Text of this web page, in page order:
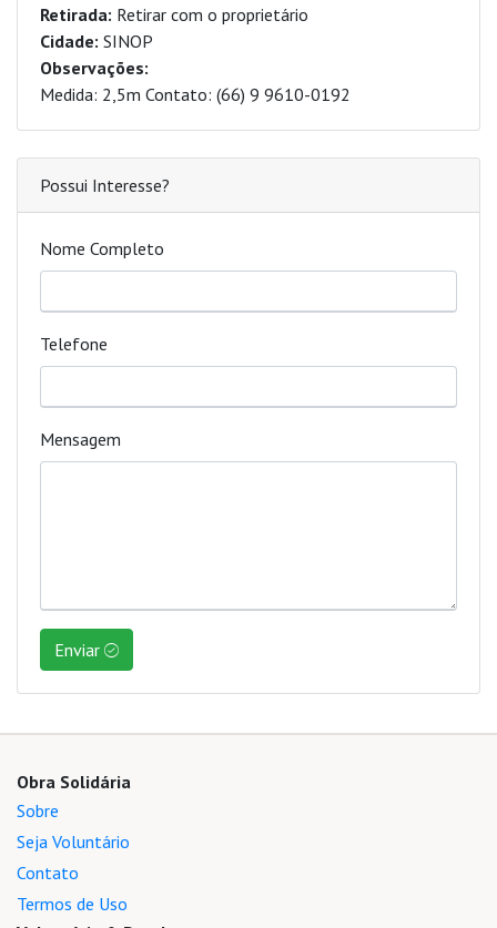
Retirada: Retirar com o proprietário
Cidade: SINOP
Observações:
Medida: 2,5m Contato: (66) 9 9610-0192
Possui Interesse?
Nome Completo
Telefone
Mensagem
Enviar
Obra Solidária
Sobre
Seja Voluntário
Contato
Termos de Uso